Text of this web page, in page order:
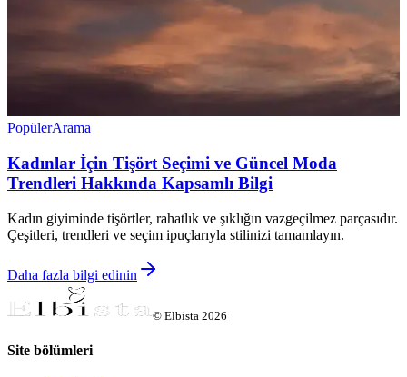
PopülerArama
Kadınlar İçin Tişört Seçimi ve Güncel Moda
Trendleri Hakkında Kapsamlı Bilgi
Kadın giyiminde tişörtler, rahatlık ve şıklığın vazgeçilmez parçasıdır.
Çeşitleri, trendleri ve seçim ipuçlarıyla stilinizi tamamlayın.
Daha fazla bilgi edinin
© Elbista 2026
Site bölümleri